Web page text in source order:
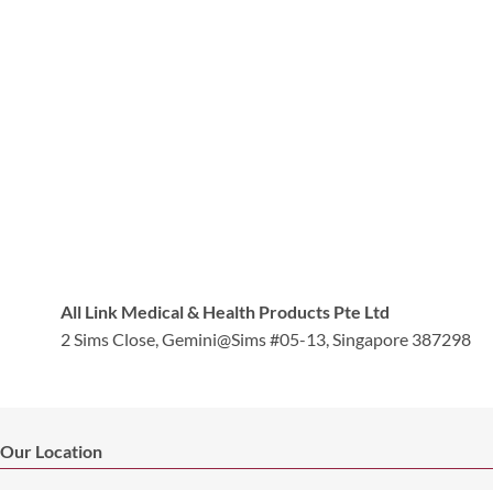
All Link Medical & Health Products Pte Ltd
2 Sims Close, Gemini@Sims #05-13, Singapore 387298
Our Location